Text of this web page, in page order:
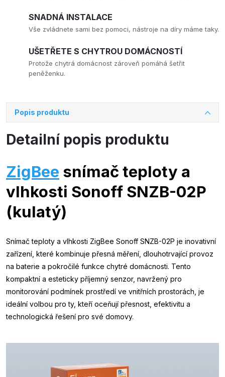
SNADNÁ INSTALACE
Vše zvládnete sami bez pomoci, nástroje na díry máme taky.
UŠETŘETE S CHYTROU DOMÁCNOSTÍ
Protože chytrá domácnost zároveň pomáhá šetřit
peněženku.
Popis produktu
Detailní popis produktu
ZigBee snímač teploty a
vlhkosti Sonoff SNZB-02P
(kulatý)
Snímač teploty a vlhkosti ZigBee Sonoff SNZB-02P je inovativní
zařízení, které kombinuje přesná měření, dlouhotrvající provoz
na baterie a pokročilé funkce chytré domácnosti. Tento
kompaktní a esteticky příjemný senzor, navržený pro
monitorování podmínek prostředí ve vnitřních prostorách, je
ideální volbou pro ty, kteří oceňují přesnost, efektivitu a
technologická řešení pro své domovy.